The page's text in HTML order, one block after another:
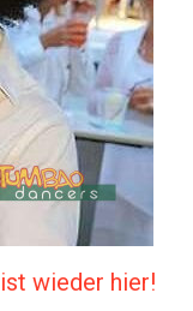
wieder hier!